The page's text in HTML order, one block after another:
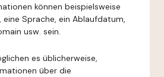
können beispielsweise
eine Sprache, ein Ablaufdatum,
usw. sein.
es üblicherweise,
über die